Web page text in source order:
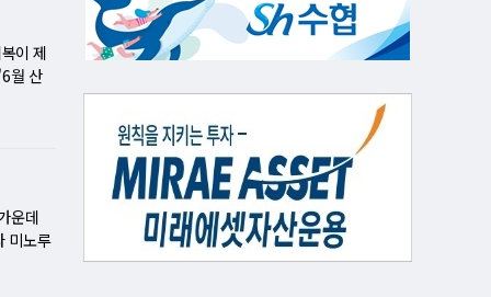
팅
정되
이익
가 3
. 2분
출까
쟁사
정상
. 쿠팡
.
니 부
에서는
임직
점
생
하기
여도
교환이
이다.
나 시
때문
급격히
것으
자체
받을
과가
최대
주소
이
으로
기 PC
이지
수요
사
으로
공장
흐름
부족
었다.
줄이
. 수년
초파
확인
히
으로
관련된
르몬
서는
이 제
월 산
기록
…6월
설비
년 6
동반
차질
운데
미노루
로